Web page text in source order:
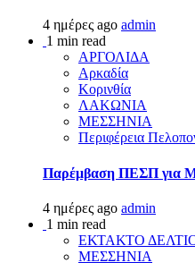
4 ημέρες ago admin
1 min read
ΑΡΓΟΛΙΔΑ
Αρκαδία
Κορινθία
ΛΑΚΩΝΙΑ
ΜΕΣΣΗΝΙΑ
Περιφέρεια
Παρέμβαση ΠΕΣΠ για
4 ημέρες ago admin
1 min read
ΕΚΤΑΚΤΟ
ΜΕΣΣΗΝΙΑ